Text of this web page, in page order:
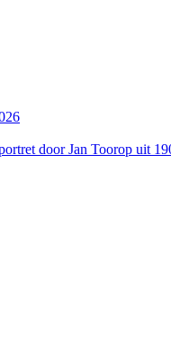
door Jan Toorop uit